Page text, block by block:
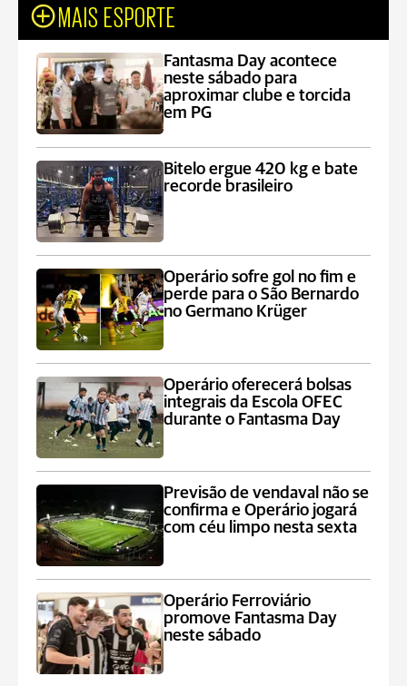
MAIS ESPORTE
Fantasma Day acontece
neste sábado para
aproximar clube e torcida
em PG
Bitelo ergue 420 kg e bate
recorde brasileiro
Operário sofre gol no fim e
perde para o São Bernardo
no Germano Krüger
Operário oferecerá bolsas
integrais da Escola OFEC
durante o Fantasma Day
Previsão de vendaval não se
confirma e Operário jogará
com céu limpo nesta sexta
Operário Ferroviário
promove Fantasma Day
neste sábado